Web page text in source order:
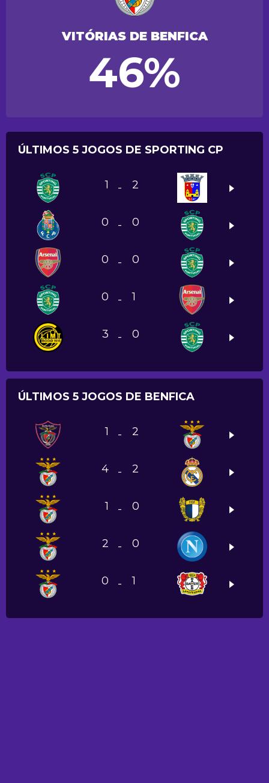
VITÓRIAS DE BENFICA
46%
ÚLTIMOS 5 JOGOS DE SPORTING CP
1 - 2
0 - 0
0 - 0
0 - 1
3 - 0
ÚLTIMOS 5 JOGOS DE BENFICA
1 - 2
4 - 2
1 - 0
2 - 0
0 - 1